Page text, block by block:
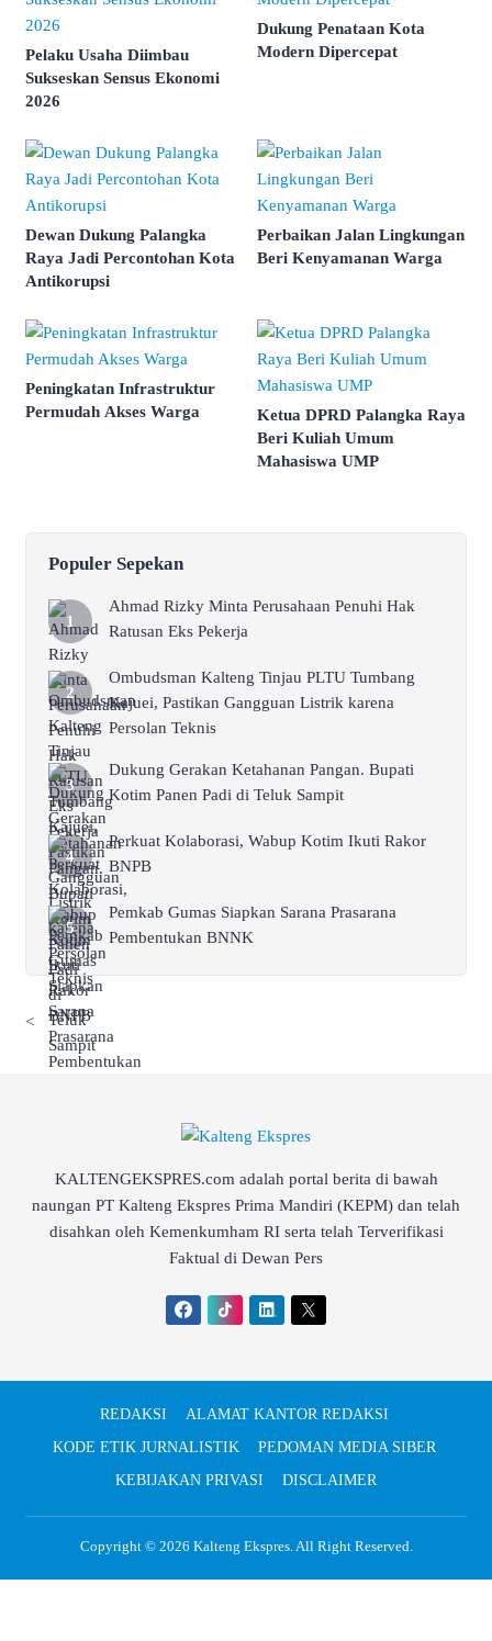
Pelaku Usaha Diimbau
Sukseskan Sensus Ekonomi
2026
Dukung Penataan Kota
Modern Dipercepat
Dewan Dukung Palangka
Raya Jadi Percontohan Kota
Antikorupsi
Perbaikan Jalan Lingkungan
Beri Kenyamanan Warga
Peningkatan Infrastruktur
Permudah Akses Warga
Ketua DPRD Palangka Raya
Beri Kuliah Umum
Mahasiswa UMP
Populer Sepekan
Ahmad Rizky Minta Perusahaan Penuhi Hak
Ratusan Eks Pekerja
Ombudsman Kalteng Tinjau PLTU Tumbang
Kajuei, Pastikan Gangguan Listrik karena
Persolan Teknis
Dukung Gerakan Ketahanan Pangan. Bupati
Kotim Panen Padi di Teluk Sampit
Perkuat Kolaborasi, Wabup Kotim Ikuti Rakor
BNPB
Pemkab Gumas Siapkan Sarana Prasarana
Pembentukan BNNK
<
KALTENGEKSPRES.com adalah portal berita di bawah
naungan PT Kalteng Ekspres Prima Mandiri (KEPM) dan telah
disahkan oleh Kemenkumham RI serta telah Terverifikasi
Faktual di Dewan Pers
REDAKSI
ALAMAT KANTOR REDAKSI
KODE ETIK JURNALISTIK
PEDOMAN MEDIA SIBER
KEBIJAKAN PRIVASI
DISCLAIMER
Copyright © 2026 Kalteng Ekspres. All Right Reserved.